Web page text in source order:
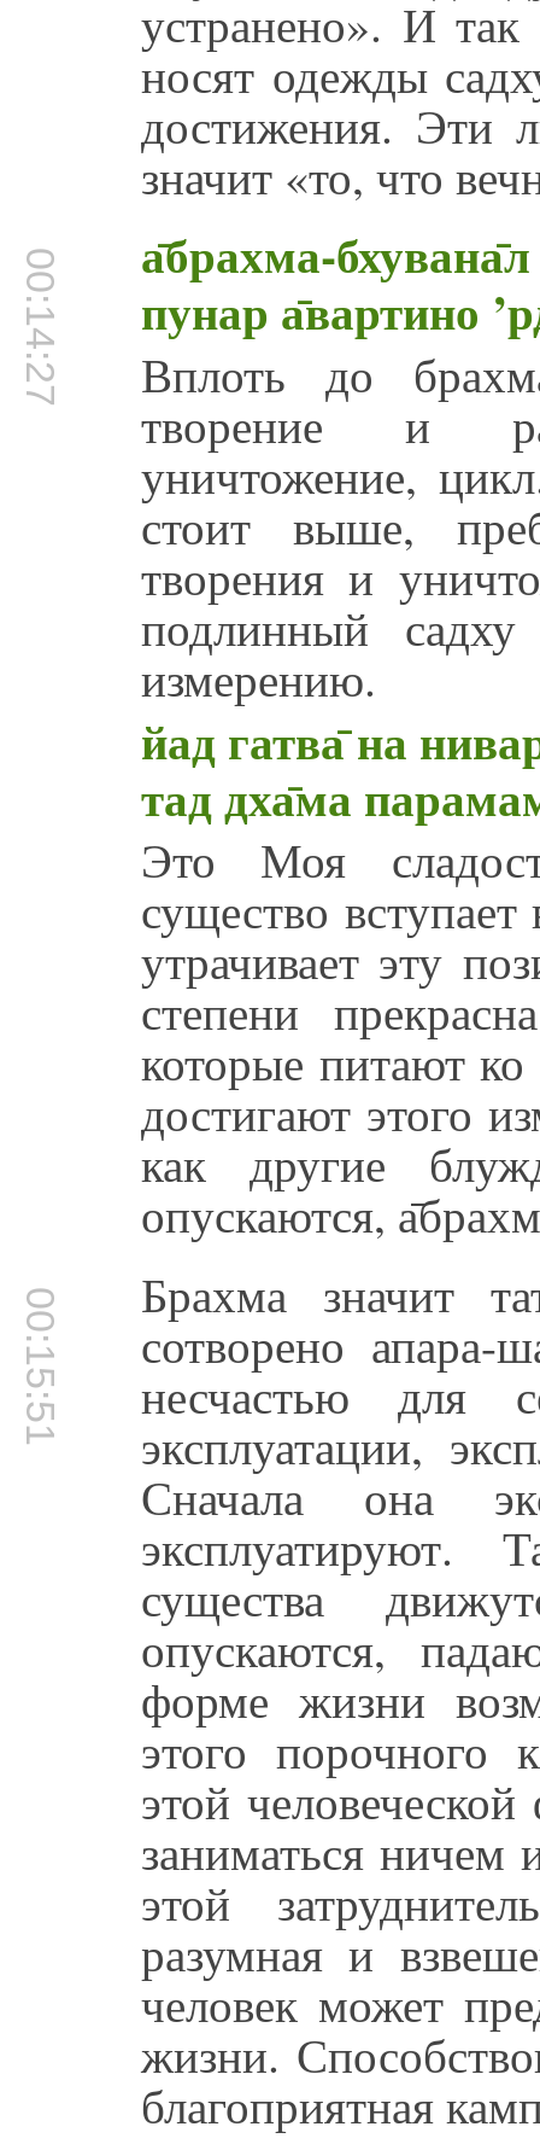
устранено». И
носят одежды
достижения. Эти
значит «то, что
00:14:27
а̄брахма-
пунар а̄вартино
Вплоть до
творение и
уничтожение,
стоит выше,
творения и
подлинный
измерению.
йад гатва̄ на
тад дха̄ма
Это Моя
существо
утрачивает эту
степени
которые питают
достигают этого
как другие
опускаются,
00:15:51 Брахма значит
сотворено
несчастью для
эксплуатации,
Сначала она
существа
опускаются,
форме жизни
этого порочного
этой
заниматься ничем
этой
разумная и
человек может
жизни.
благоприятная